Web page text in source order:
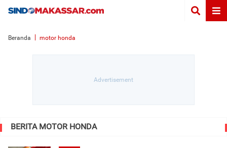
Beranda motor honda
BERITA MOTOR HONDA